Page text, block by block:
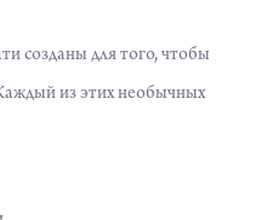
созданы для того, чтобы
из этих необычных